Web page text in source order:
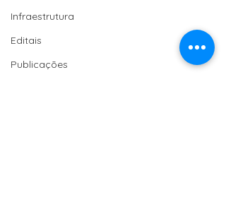
Infraestrutura
Editais
Publicações